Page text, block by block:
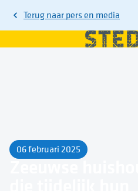
Terug naar pers en media
06 februari 2025